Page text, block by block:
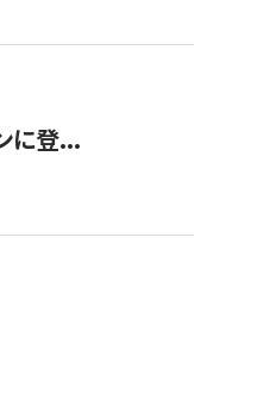
に登...